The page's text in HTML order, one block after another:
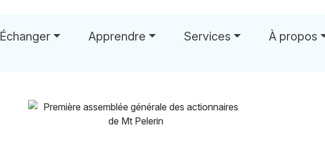
Échanger Apprendre Services À propos